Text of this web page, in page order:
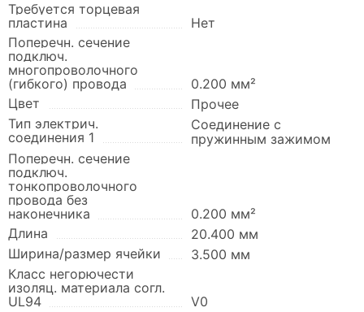
Требуется торцевая
пластина
Нет
Поперечн. сечение
подключ.
многопроволочного
(гибкого) провода
0.200 мм²
Цвет
Прочее
Тип электрич.
соединения 1
Соединение с
пружинным зажимом
Поперечн. сечение
подключ.
тонкопроволочного
провода без
наконечника
0.200 мм²
Длина
20.400 мм
Ширина/размер ячейки
3.500 мм
Класс негорючести
изоляц. материала согл.
UL94
V0